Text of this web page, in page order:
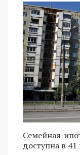
Семейная
доступна в